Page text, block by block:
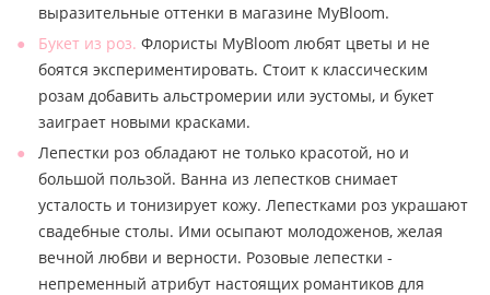
выразительные оттенки в магазине MyBloom.
Букет из роз. Флористы MyBloom любят цветы и не
боятся экспериментировать. Стоит к классическим
розам добавить альстромерии или эустомы, и букет
заиграет новыми красками.
Лепестки роз обладают не только красотой, но и
большой пользой. Ванна из лепестков снимает
усталость и тонизирует кожу. Лепестками роз украшают
свадебные столы. Ими осыпают молодоженов, желая
вечной любви и верности. Розовые лепестки -
непременный атрибут настоящих романтиков для